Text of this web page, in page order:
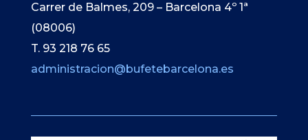
Carrer de Balmes, 209 – Barcelona 4º 1ª
(08006)
T. 93 218 76 65
administracion@bufetebarcelona.es